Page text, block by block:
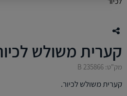
קערית משולש
מק"ט: B 235866
קערית משולש לכיור.